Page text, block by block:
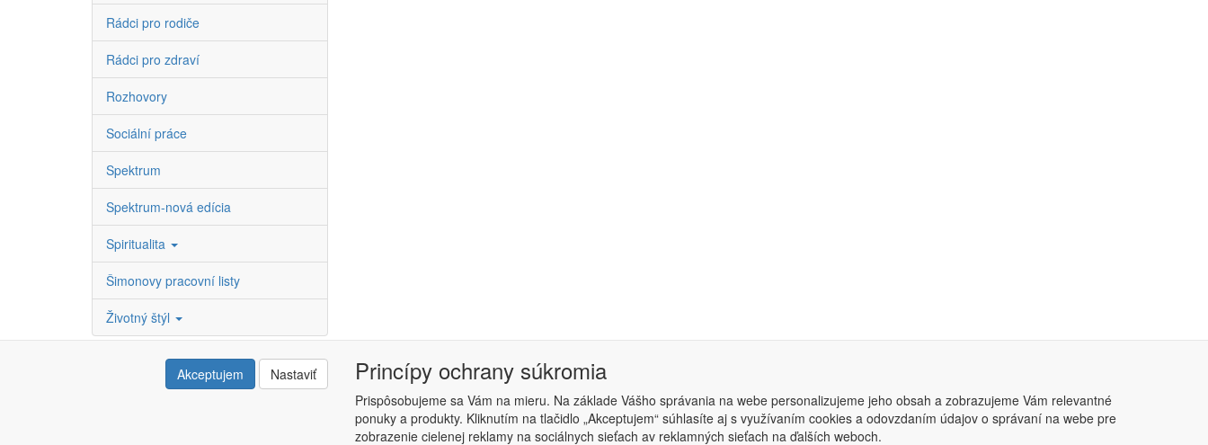
Rádci pro rodiče
Rádci pro zdraví
Rozhovory
Sociální práce
Spektrum
Spektrum-nová edícia
Spiritualita
Šimonovy pracovní listy
Životný štýl
Obchodné podmienky |Nastavenie súkromia
Akceptujem Nastaviť Princípy ochrany súkromia
Prispôsobujeme sa Vám na mieru. Na základe Vášho správania na webe personalizujeme jeho obsah a zobrazujeme Vám relevantné
ponuky a produkty. Kliknutím na tlačidlo „Akceptujem“ súhlasíte aj s využívaním cookies a odovzdaním údajov o správaní na webe pre
zobrazenie cielenej reklamy na sociálnych sieťach av reklamných sieťach na ďalších weboch.